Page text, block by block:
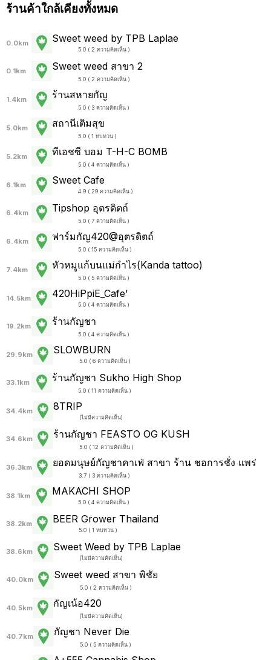
ร้านค้าใกล้เคียงทั้งหมด
0.0km Sweet weed by TPB Laplae
5.0 ( 2 ความคิดเห็น )
0.1km Sweet weed สาขา 2
5.0 ( 2 ความคิดเห็น )
1.4km ร้านสหายกัญ
5.0 ( 3 ความคิดเห็น )
5.0km สถานีเติมสุข
5.0 ( 1 ทบทวน )
5.2km ทีเอชซี บอม T-H-C BOMB
5.0 ( 4 ความคิดเห็น )
6.1km Sweet Cafe
4.9 ( 29 ความคิดเห็น )
6.4km Tipshop อุตรดิตถ์
5.0 ( 7 ความคิดเห็น )
6.4km ฟาร์มกัญ420@อุตรดิตถ์
5.0 ( 15 ความคิดเห็น )
7.4km หัวหมูแก้บนแม่กำไร(Kanda tattoo)
5.0 ( 5 ความคิดเห็น )
14.5km 420HiPpiE_Cafe’
5.0 ( 4 ความคิดเห็น )
19.2km ร้านกัญชา
5.0 ( 4 ความคิดเห็น )
29.9km SLOWBURN
5.0 ( 6 ความคิดเห็น )
33.1km ร้านกัญชา Sukho High Shop
5.0 ( 11 ความคิดเห็น )
34.4km 8TRIP
(ไม่มีความคิดเห็น)
34.6km ร้านกัญชา FEASTO OG KUSH
5.0 ( 12 ความคิดเห็น )
36.3km ยอดมนุษย์กัญชาคาเฟ่ สาขา ร้าน ชอการชั่ง แพร่
3.7 ( 3 ความคิดเห็น )
38.1km MAKACHI SHOP
5.0 ( 4 ความคิดเห็น )
38.2km BEER Grower Thailand
5.0 ( 1 ทบทวน )
38.6km Sweet Weed by TPB Laplae
(ไม่มีความคิดเห็น)
40.0km Sweet weed สาขา พิชัย
5.0 ( 2 ความคิดเห็น )
40.5km กัญเน้อ420
(ไม่มีความคิดเห็น)
40.7km กัญชา Never Die
5.0 ( 5 ความคิดเห็น )